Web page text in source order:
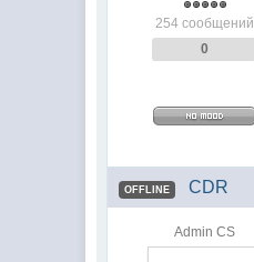
254 сообщений
0
OFFLINE CDR
Admin CS